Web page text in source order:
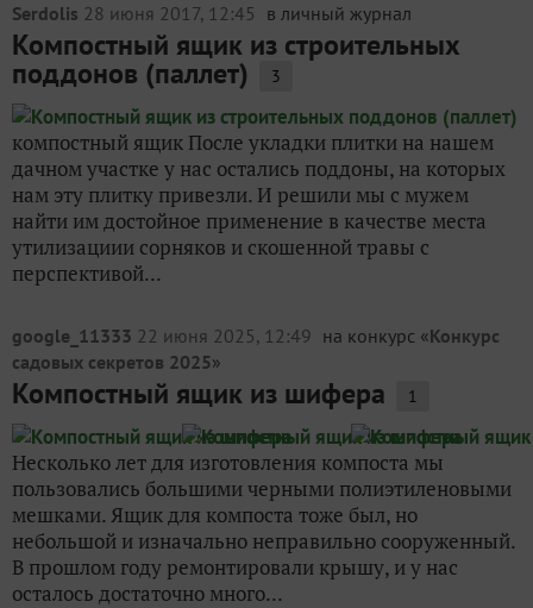
Serdolis 28 июня 2017, 12:45 в личный журнал
Компостный ящик из строительных
поддонов (паллет) 3
компостный ящик После укладки плитки на нашем
дачном участке у нас остались поддоны, на которых
нам эту плитку привезли. И решили мы с мужем
найти им достойное применение в качестве места
утилизациии сорняков и скошенной травы с
перспективой...
google_11333 22 июня 2025, 12:49 на конкурс «Конкурс
садовых секретов 2025»
Компостный ящик из шифера 1
Несколько лет для изготовления компоста мы
пользовались большими черными полиэтиленовыми
мешками. Ящик для компоста тоже был, но
небольшой и изначально неправильно сооруженный.
В прошлом году ремонтировали крышу, и у нас
осталось достаточно много...